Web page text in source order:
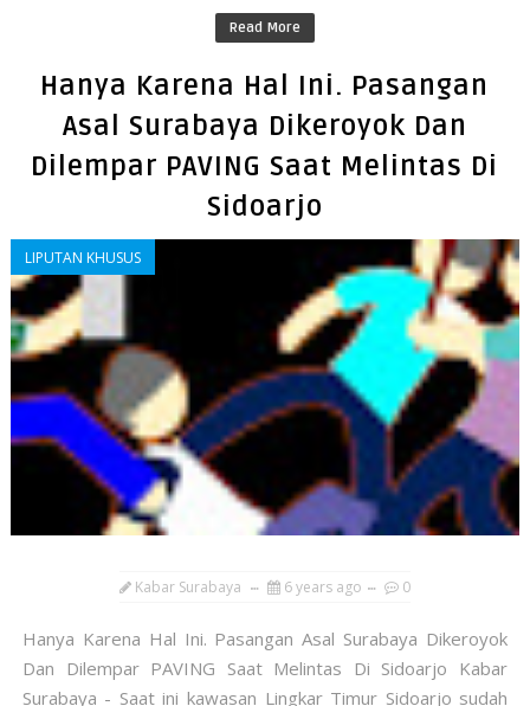
Read More
Hanya Karena Hal Ini. Pasangan
Asal Surabaya Dikeroyok Dan
Dilempar PAVING Saat Melintas Di
Sidoarjo
LIPUTAN KHUSUS
Kabar Surabaya 6 years ago 0
Hanya Karena Hal Ini. Pasangan Asal Surabaya Dikeroyok
Dan Dilempar PAVING Saat Melintas Di Sidoarjo Kabar
Surabaya - Saat ini kawasan Lingkar Timur Sidoarjo sudah